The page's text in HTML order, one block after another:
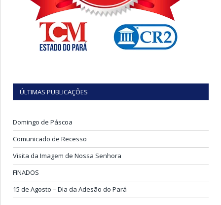
ÚLTIMAS PUBLICAÇÕES
Domingo de Páscoa
Comunicado de Recesso
Visita da Imagem de Nossa Senhora
FINADOS
15 de Agosto – Dia da Adesão do Pará